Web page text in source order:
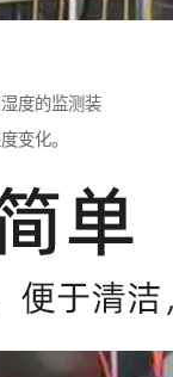
度的监测装
变化。